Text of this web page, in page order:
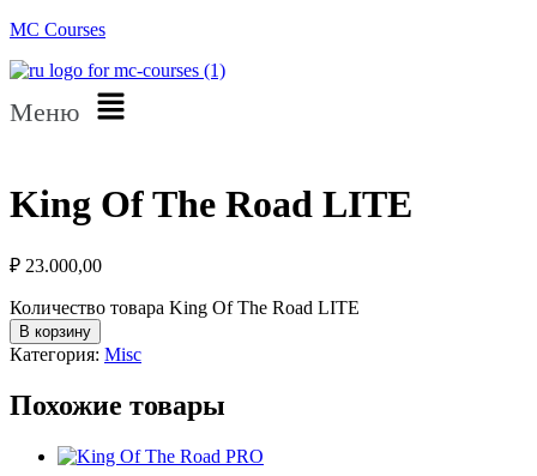
MC Courses
Меню
King Of The Road LITE
₽ 23.000,00
Количество товара King Of The Road LITE
В корзину
Категория: Misc
Похожие товары